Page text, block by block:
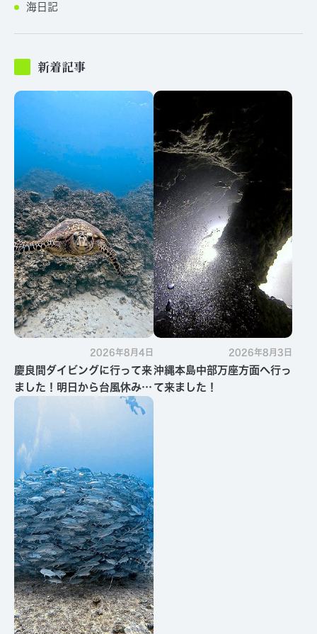
海日記
新着記事
2026年8月4日
慶良間ダイビングに行って来
ました！明日から台風休みで
す・・・
2026年8月3日
沖縄本島中部万座方面へ行っ
て来ました！